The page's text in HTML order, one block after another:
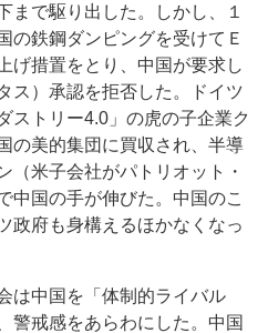
まで駆り出した。しかし、１
の鉄鋼ダンピングを受けてＥ
げ措置をとり、中国が要求し
ス）承認を拒否した。ドイツ
ストリー4.0」の虎の子企業ク
の美的集団に買収され、半導
（米子会社がパトリオット・
中国の手が伸びた。中国のこ
政府も身構えるほかなくなっ
は中国を「体制的ライバル
警戒感をあらわにした。中国